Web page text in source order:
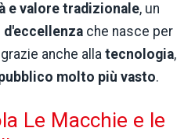
e valore tradizionale, un
che nasce per
anche alla tecnologia,
molto più vasto.
Le Macchie e le